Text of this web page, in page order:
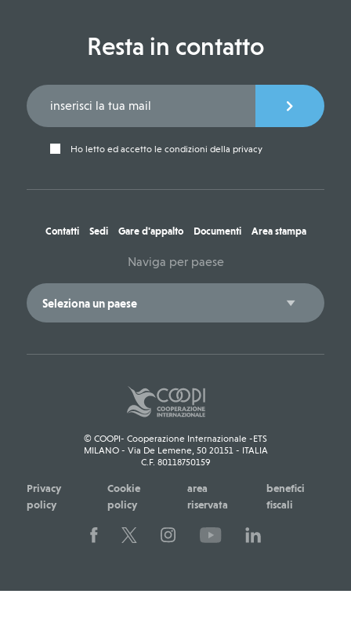
Resta in contatto
Ho letto ed accetto le condizioni della privacy
Contatti Sedi Gare d'appalto Documenti Area stampa
Naviga per paese
© COOPI- Cooperazione Internazionale -ETS
MILANO - Via De Lemene, 50 20151 - ITALIA
C.F. 80118750159
Privacy
policy
Cookie
policy
area
riservata
benefici
fiscali